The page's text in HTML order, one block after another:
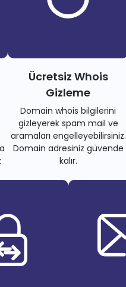
Ücretsiz Whois
Gizleme
Domain whois bilgilerini
gizleyerek spam mail ve
aramaları engelleyebilirsiniz.
Domain adresiniz güvende
kalır.